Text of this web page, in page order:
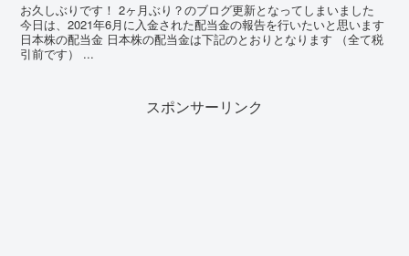
お久しぶりです！ 2ヶ月ぶり？のブログ更新となってしまいました
今日は、2021年6月に入金された配当金の報告を行いたいと思います
日本株の配当金 日本株の配当金は下記のとおりとなります （全て税
引前です） ...
スポンサーリンク